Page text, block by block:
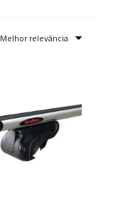
Melhor relevância